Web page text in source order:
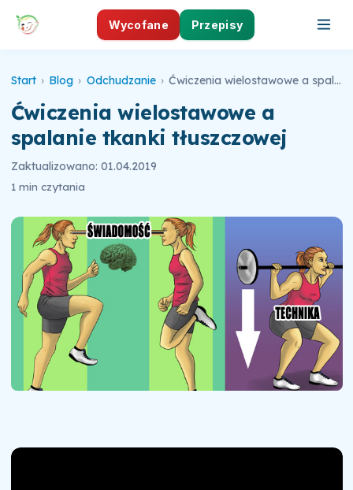
Wycofane Przepisy
Start › Blog › Odchudzanie › Ćwiczenia wielostawowe a spalanie tkanki tłuszczowej
Ćwiczenia wielostawowe a
spalanie tkanki tłuszczowej
Zaktualizowano: 01.04.2019
1 min czytania